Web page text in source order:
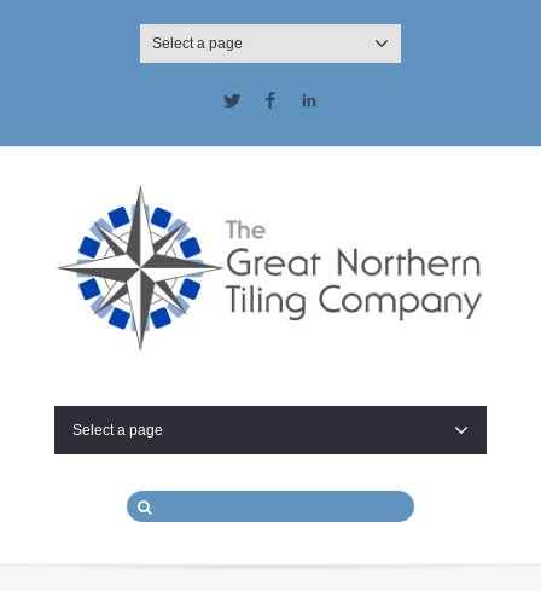
Select a page
Twitter Facebook
Select a page